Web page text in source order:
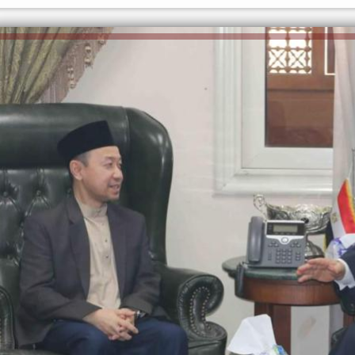
إلهام شرشر تكتب: دي مبقتش كورة..
دي سياسة
الكاتبة إلهام شرشر تهنئ الرئيس
السيسي بعيد ميلاده وتُشيد بجهوده
في بناء الدولة